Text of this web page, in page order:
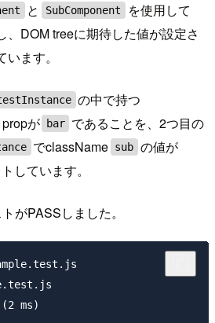
と SubComponent を使用して
、DOM treeに期待した値が設定さ
ます。
の中で持つ
propが bar であることを、2つ目の
でclassName sub の値が
しています。
がPASSしました。
ms)